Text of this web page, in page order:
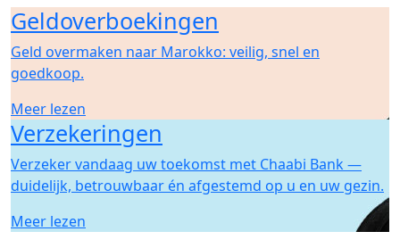
Geldoverboekingen
Geld overmaken naar Marokko: veilig, snel en
goedkoop.
Meer lezen
Verzekeringen
Verzeker vandaag uw toekomst met Chaabi Bank —
duidelijk, betrouwbaar én afgestemd op u en uw gezin.
Meer lezen